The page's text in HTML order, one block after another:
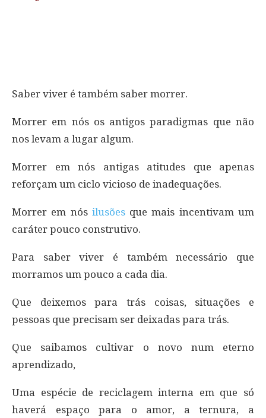
Saber viver é também saber morrer.
Morrer em nós os antigos paradigmas que não
nos levam a lugar algum.
Morrer em nós antigas atitudes que apenas
reforçam um ciclo vicioso de inadequações.
Morrer em nósilusões que mais incentivam um
caráter pouco construtivo.
Para saber viver é também necessário que
morramos um pouco a cada dia.
Que deixemos para trás coisas, situações e
pessoas que precisam ser deixadas para trás.
Que saibamos cultivar o novo num eterno
aprendizado,
Uma espécie de reciclagem interna em que só
haverá espaço para o amor, a ternura, a